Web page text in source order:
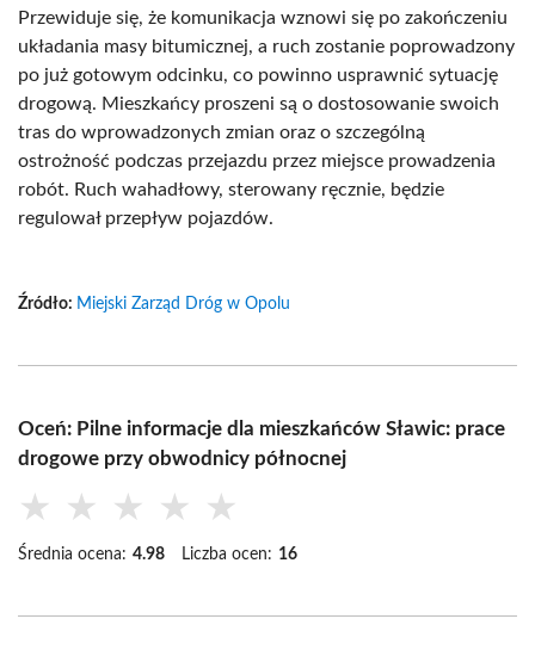
Przewiduje się, że komunikacja wznowi się po zakończeniu
układania masy bitumicznej, a ruch zostanie poprowadzony
po już gotowym odcinku, co powinno usprawnić sytuację
drogową. Mieszkańcy proszeni są o dostosowanie swoich
tras do wprowadzonych zmian oraz o szczególną
ostrożność podczas przejazdu przez miejsce prowadzenia
robót. Ruch wahadłowy, sterowany ręcznie, będzie
regulował przepływ pojazdów.
Źródło: Miejski Zarząd Dróg w Opolu
Oceń: Pilne informacje dla mieszkańców Sławic: prace
drogowe przy obwodnicy północnej
★ ★ ★ ★ ★
Średnia ocena: 4.98 Liczba ocen: 16